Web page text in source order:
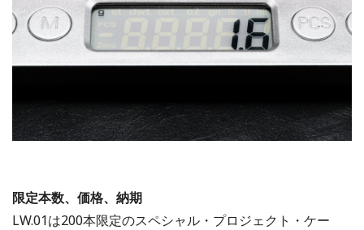
限定本数、価格、納期
LW.01は200本限定のスペシャル・プロジェクト・ケー